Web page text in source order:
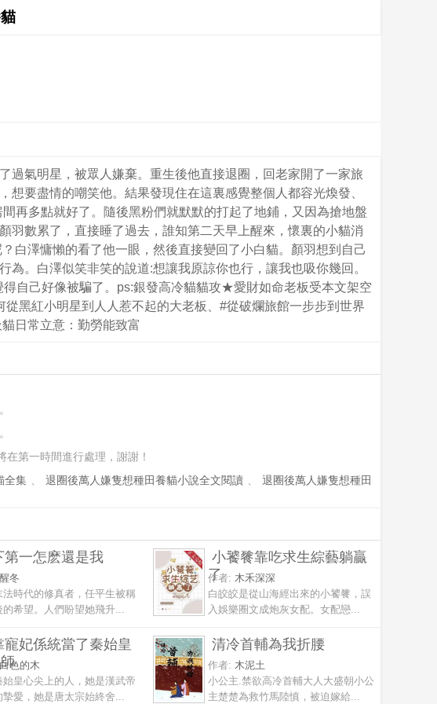
過氣明星，被眾人嫌棄。重生後他直接退圈，回老家開了一家旅
要盡情的嘲笑他。結果發現住在這裏感覺整個人都容光煥發、
再多點就好了。隨後黑粉們就默默的打起了地鋪，又因為搶地盤
羽數累了，直接睡了過去，誰知第二天早上醒來，懷裏的小貓消
白澤慵懶的看了他一眼，然後直接變回了小白貓。顏羽想到自己
。白澤似笑非笑的說道:想讓我原諒你也行，讓我也吸你幾回。
自己好像被騙了。ps:銀發高冷貓貓攻★愛財如命老板受本文架空
黑紅小明星到人人惹不起的大老板、#從破爛旅館一步步到世界
日常立意：勤勞能致富
第一時間進行處理，謝謝！
全集 、 退圈後萬人嫌隻想種田養貓小說全文閱讀 、
退圈後萬人嫌隻想種田
第一怎麽還是我
醒冬
法時代的修真者，任平生被稱
的希望。人們盼望她飛升...
小饕餮靠吃求生綜藝躺贏
了
作者: 木禾深深
白皎皎是從山海經出來的小饕餮，誤
入娛樂圈文成炮灰女配。女配戀...
寵妃係統當了秦始皇
白色的木
始皇心尖上的人，她是漢武帝
摯愛，她是唐太宗始終舍...
清冷首輔為我折腰
作者: 木泥土
小公主.禁欲高冷首輔大人大盛朝小公
主楚楚為救竹馬陸慎，被迫嫁給...